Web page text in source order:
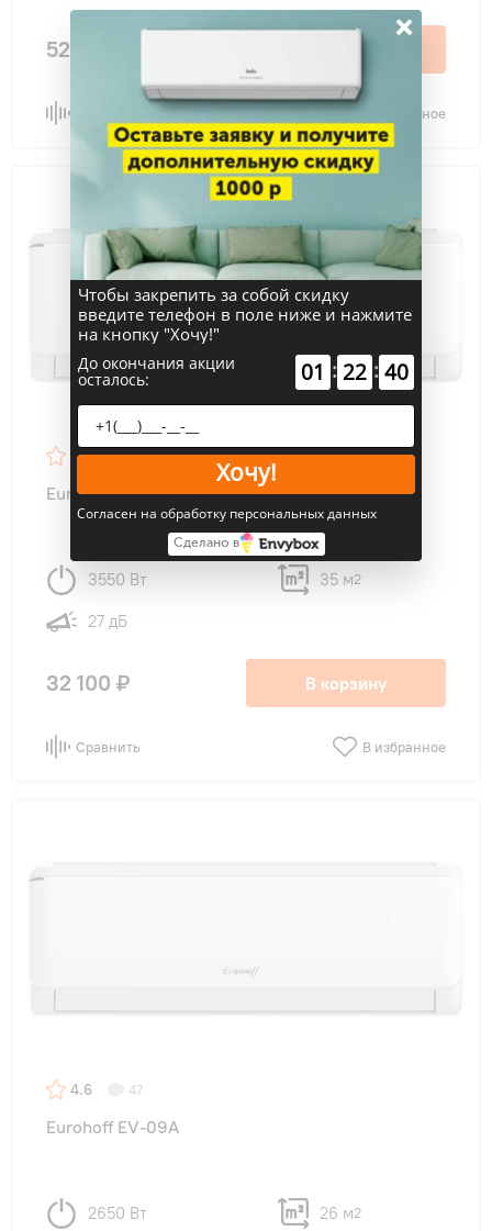
52 500 ₽
В избранное
47
Eurohoff EV-12A
3550 Вт 35 м2
27 дБ
32 100 ₽ В корзину
Сравнить В избранное
4.6 47
Eurohoff EV-09A
2650 Вт 26 м2
×
Чтобы закрепить за собой скидку
введите телефон в поле ниже и нажмите
на кнопку "Хочу!"
До окончания акции
осталось: 01 : 22 : 39
Хочу!
Согласен на обработку персональных данных
Сделано в